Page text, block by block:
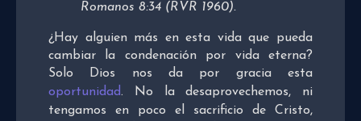
Romanos 8:34 (RVR 1960).
¿Hay alguien más en esta vida que pueda
cambiar la condenación por vida eterna?
Solo Dios nos da por gracia esta
oportunidad. No la desaprovechemos, ni
tengamos en poco el sacrificio de Cristo,